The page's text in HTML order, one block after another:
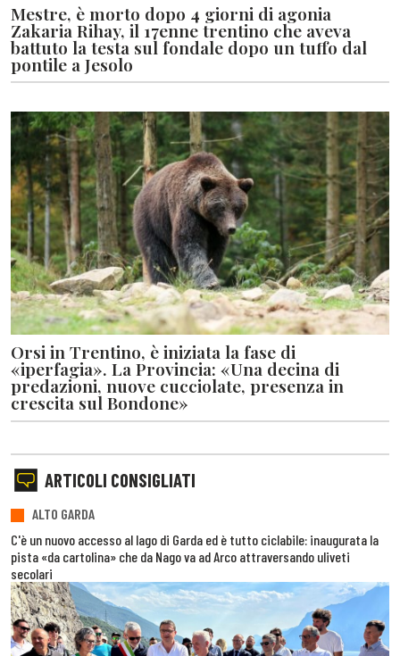
Mestre, è morto dopo 4 giorni di agonia
Zakaria Rihay, il 17enne trentino che aveva
battuto la testa sul fondale dopo un tuffo dal
pontile a Jesolo
Orsi in Trentino, è iniziata la fase di
«iperfagia». La Provincia: «Una decina di
predazioni, nuove cucciolate, presenza in
crescita sul Bondone»
ARTICOLI CONSIGLIATI
ALTO GARDA
C'è un nuovo accesso al lago di Garda ed è tutto ciclabile: inaugurata la
pista «da cartolina» che da Nago va ad Arco attraversando uliveti
secolari